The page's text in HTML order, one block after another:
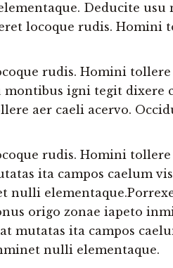
Deducite
locoque rudis. Homini
rudis. Homini
igni tegit dixere
aer caeli acervo.
rudis. Homini
ita campos caelum
nulli
origo zonae iapeto
mutatas ita campos
nulli elementaque.